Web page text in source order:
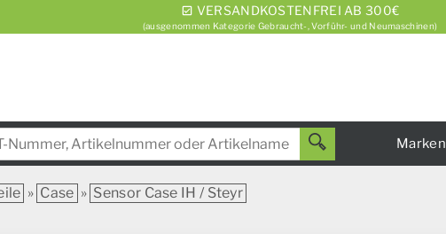
VERSANDKOSTENFREI AB 300€
(ausgenommen Kategorie Gebraucht-, Vorführ- und Neumaschinen)
Marken
» Case » Sensor Case IH / Steyr